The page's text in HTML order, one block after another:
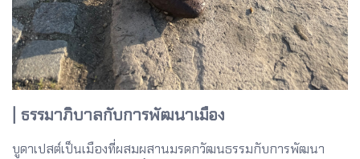
| ธรรมาภิบาลกับการพัฒนาเมือง
บูดาเปสต์เป็นเมืองที่ผสมผสานมรดกวัฒนธรรมกับการพัฒนา